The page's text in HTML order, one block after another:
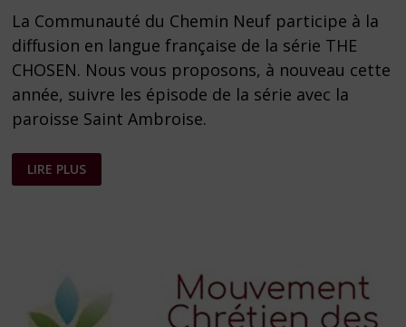
La Communauté du Chemin Neuf participe à la
diffusion en langue française de la série THE
CHOSEN. Nous vous proposons, à nouveau cette
année, suivre les épisode de la série avec la
paroisse Saint Ambroise.
PARCOURS
AUTOUR
DE
LIRE PLUS